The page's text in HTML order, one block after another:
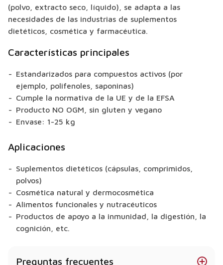
(polvo, extracto seco, líquido), se adapta a las
necesidades de las industrias de suplementos
dietéticos, cosmética y farmacéutica.
Características principales
Estandarizados para compuestos activos (por
ejemplo, polifenoles, saponinas)
Cumple la normativa de la UE y de la EFSA
Producto NO OGM, sin gluten y vegano
Envase: 1-25 kg
Aplicaciones
Suplementos dietéticos (cápsulas, comprimidos,
polvos)
Cosmética natural y dermocosmética
Alimentos funcionales y nutracéuticos
Productos de apoyo a la inmunidad, la digestión, la
cognición, etc.
Preguntas frecuentes